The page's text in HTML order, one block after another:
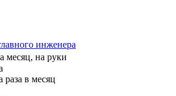
инженера
месяц, на руки
в месяц